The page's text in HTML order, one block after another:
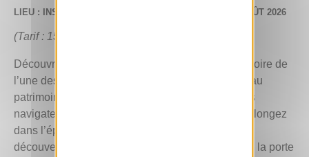
LIEU : INSTITUT DU MONDE ARABE – JUSQU’AU 23 AOÛT 2026
(Tarif : 15 €)
Découvrez 400 pièces d’exception retraçant l’histoire de
l’une des plus anciennes cités du Liban, inscrite au
patrimoine mondial de l’Unesco. De l’époque des
navigateurs et marchands aux rois et pharaons, plongez
dans l’épopée de cette ville grâce aux dernières
découvertes archéologiques, dont le port antique, la porte